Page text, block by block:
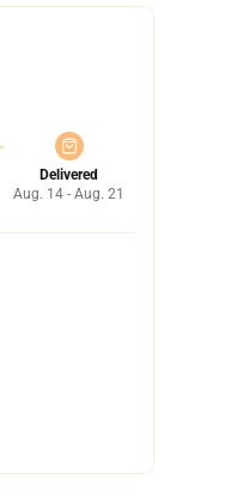
Delivered
Aug. 14 - Aug. 21